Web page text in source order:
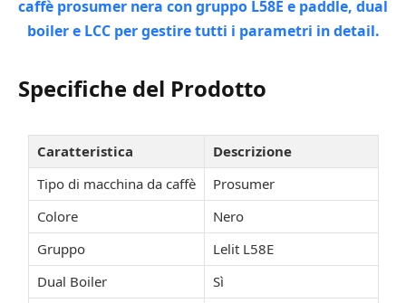
Specifiche del Prodotto
Caratteristica
Descrizione
Tipo di macchina da caffè
Prosumer
Colore
Nero
Gruppo
Lelit L58E
Dual Boiler
Sì